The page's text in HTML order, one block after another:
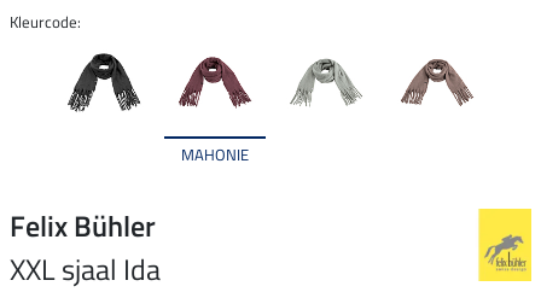
Kleurcode:
MAHONIE
Felix Bühler
XXL sjaal Ida